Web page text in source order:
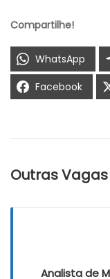
Compartilhe!
WhatsApp
Facebook
Outras
Analista de